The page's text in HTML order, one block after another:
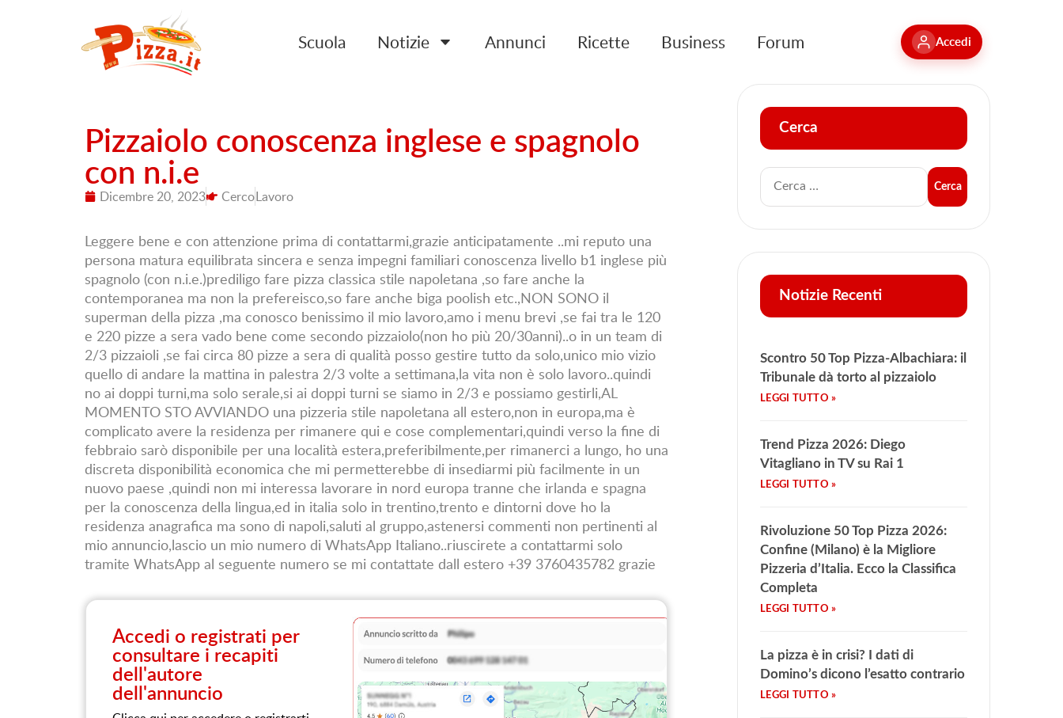
Scuola Notizie Annunci Ricette Business Forum Accedi
Pizzaiolo conoscenza inglese e spagnolo
con n.i.e
Dicembre 20, 2023 CercoLavoro
Leggere bene e con attenzione prima di contattarmi,grazie anticipatamente ..mi reputo una
persona matura equilibrata sincera e senza impegni familiari conoscenza livello b1 inglese più
spagnolo (con n.i.e.)prediligo fare pizza classica stile napoletana ,so fare anche la
contemporanea ma non la prefereisco,so fare anche biga poolish etc.,NON SONO il
superman della pizza ,ma conosco benissimo il mio lavoro,amo i menu brevi ,se fai tra le 120
e 220 pizze a sera vado bene come secondo pizzaiolo(non ho più 20/30anni)..o in un team di
2/3 pizzaioli ,se fai circa 80 pizze a sera di qualità posso gestire tutto da solo,unico mio vizio
quello di andare la mattina in palestra 2/3 volte a settimana,la vita non è solo lavoro..quindi
no ai doppi turni,ma solo serale,si ai doppi turni se siamo in 2/3 e possiamo gestirli,AL
MOMENTO STO AVVIANDO una pizzeria stile napoletana all estero,non in europa,ma è
complicato avere la residenza per rimanere qui e cose complementari,quindi verso la fine di
febbraio sarò disponibile per una località estera,preferibilmente,per rimanerci a lungo, ho una
discreta disponibilità economica che mi permetterebbe di insediarmi più facilmente in un
nuovo paese ,quindi non mi interessa lavorare in nord europa tranne che irlanda e spagna
per la conoscenza della lingua,ed in italia solo in trentino,trento e dintorni dove ho la
residenza anagrafica ma sono di napoli,saluti al gruppo,astenersi commenti non pertinenti al
mio annuncio,lascio un mio numero di WhatsApp Italiano..riuscirete a contattarmi solo
tramite WhatsApp al seguente numero se mi contattate dall estero +39 3760435782 grazie
Accedi o registrati per
consultare i recapiti
dell'autore
dell'annuncio
Cerca
Notizie Recenti
Scontro 50 Top Pizza-Albachiara: il
Tribunale dà torto al pizzaiolo
Trend Pizza 2026: Diego
Vitagliano in TV su Rai 1
Rivoluzione 50 Top Pizza 2026:
Confine (Milano) è la Migliore
Pizzeria d’Italia. Ecco la Classifica
Completa
La pizza è in crisi? I dati di
Domino’s dicono l’esatto contrario